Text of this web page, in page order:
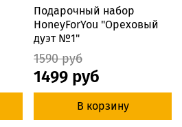
Подарочный набор
HoneyForYou "Ореховый
дуэт №1"
1590 руб
1499 руб
В корзину